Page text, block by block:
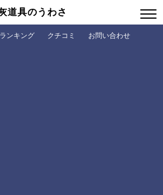
道具のうわさ
ランキング クチコミ お問い合わせ